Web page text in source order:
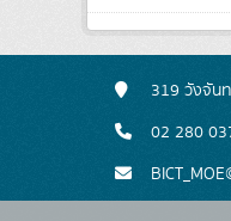
319 วังจัน
02 280